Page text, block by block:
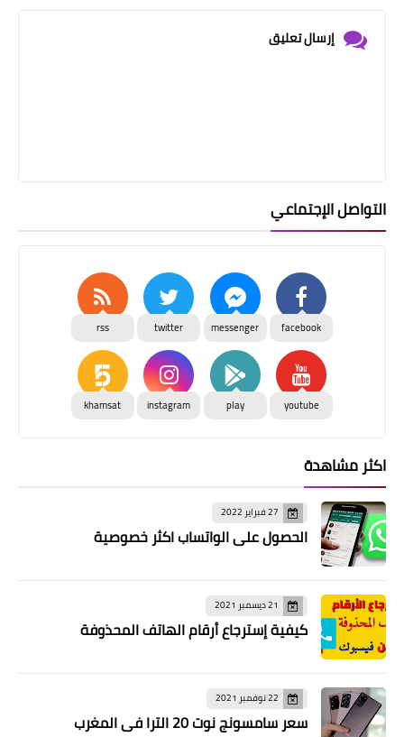
إرسال تعليق
التواصل الإجتماعي
facebook
messenger
twitter
rss
youtube
play
instagram
khamsat
اكثر مشاهدة
27 فبراير 2022
الحصول على الواتساب اكثر خصوصية
21 ديسمبر 2021
كيفية إسترجاع أرقام الهاتف المحذوفة
22 نوفمبر 2021
سعر سامسونج نوت 20 الترا في المغرب